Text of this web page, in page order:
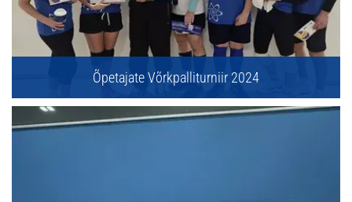
Õpetajate Võrkpalliturniir 2024